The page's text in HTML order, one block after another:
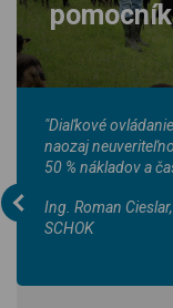
"Diaľkové
naozaj
50 % nákladov a
Ing. Roman
SCHOK